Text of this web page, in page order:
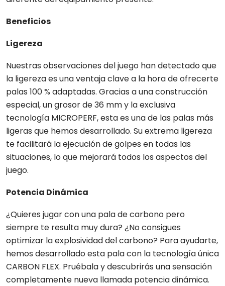
Beneficios
Ligereza
Nuestras observaciones del juego han detectado que
la ligereza es una ventaja clave a la hora de ofrecerte
palas 100 % adaptadas. Gracias a una construcción
especial, un grosor de 36 mm y la exclusiva
tecnología MICROPERF, esta es una de las palas más
ligeras que hemos desarrollado. Su extrema ligereza
te facilitará la ejecución de golpes en todas las
situaciones, lo que mejorará todos los aspectos del
juego.
Potencia Dinámica
¿Quieres jugar con una pala de carbono pero
siempre te resulta muy dura? ¿No consigues
optimizar la explosividad del carbono? Para ayudarte,
hemos desarrollado esta pala con la tecnología única
CARBON FLEX. Pruébala y descubrirás una sensación
completamente nueva llamada potencia dinámica.